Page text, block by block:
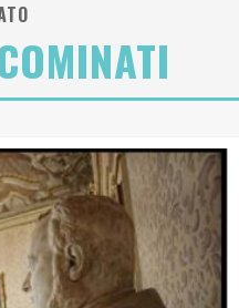
Anya Taylor-Joy, Jisoo e Willow Smith protagoniste della nuova campagna Dior Addict